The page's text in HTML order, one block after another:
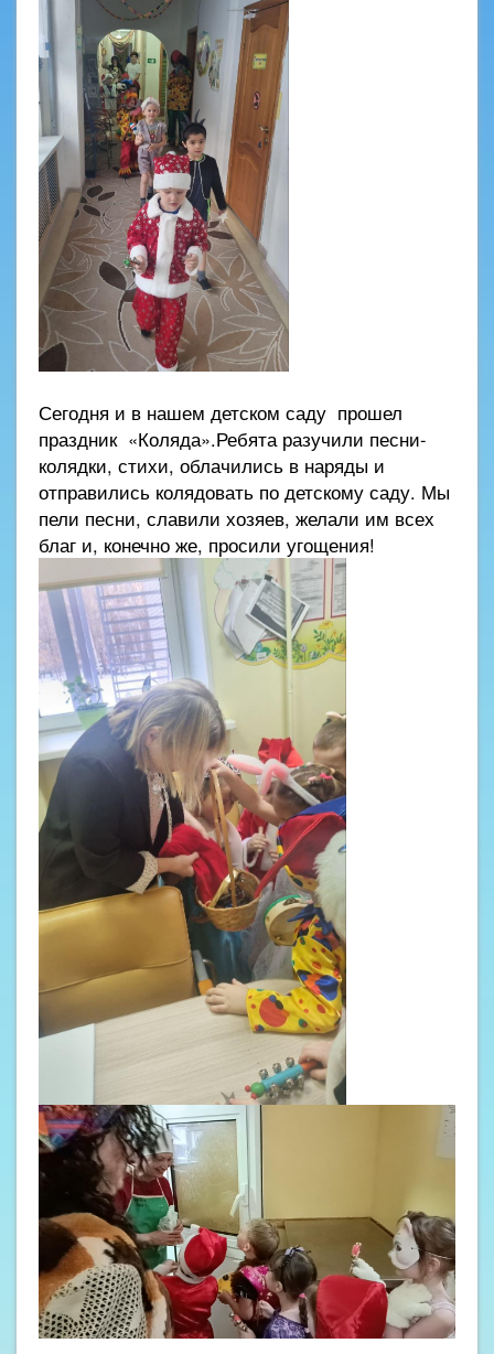
Сегодня и в нашем детском саду прошел
праздник «Коляда».Ребята разучили песни-
колядки, стихи, облачились в наряды и
отправились колядовать по детскому саду. Мы
пели песни, славили хозяев, желали им всех
благ и, конечно же, просили угощения!